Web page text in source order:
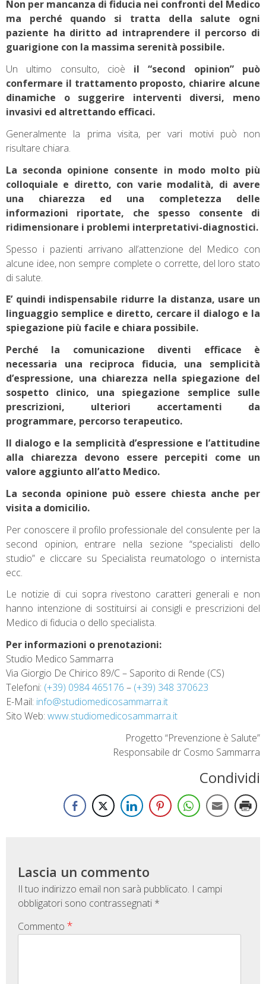
Non per mancanza di fiducia nei confronti del Medico
ma perché quando si tratta della salute ogni
paziente ha diritto ad intraprendere il percorso di
guarigione con la massima serenità possibile.
Un ultimo consulto, cioè il “second opinion” può
confermare il trattamento proposto, chiarire alcune
dinamiche o suggerire interventi diversi, meno
invasivi ed altrettando efficaci.
Generalmente la prima visita, per vari motivi può non
risultare chiara.
La seconda opinione consente in modo molto più
colloquiale e diretto, con varie modalità, di avere
una chiarezza ed una completezza delle
informazioni riportate, che spesso consente di
ridimensionare i problemi interpretativi-diagnostici.
Spesso i pazienti arrivano all’attenzione del Medico con
alcune idee, non sempre complete o corrette, del loro stato
di salute.
E’ quindi indispensabile ridurre la distanza, usare un
linguaggio semplice e diretto, cercare il dialogo e la
spiegazione più facile e chiara possibile.
Perché la comunicazione diventi efficace è
necessaria una reciproca fiducia, una semplicità
d’espressione, una chiarezza nella spiegazione del
sospetto clinico, una spiegazione semplice sulle
prescrizioni, ulteriori accertamenti da
programmare, percorso terapeutico.
Il dialogo e la semplicità d’espressione e l’attitudine
alla chiarezza devono essere percepiti come un
valore aggiunto all’atto Medico.
La seconda opinione può essere chiesta anche per
visita a domicilio.
Per conoscere il profilo professionale del consulente per la
second opinion, entrare nella sezione “specialisti dello
studio” e cliccare su Specialista reumatologo o internista
ecc.
Le notizie di cui sopra rivestono caratteri generali e non
hanno intenzione di sostituirsi ai consigli e prescrizioni del
Medico di fiducia o dello specialista.
Per informazioni o prenotazioni:
Studio Medico Sammarra
Via Giorgio De Chirico 89/C – Saporito di Rende (CS)
Telefoni: (+39) 0984 465176 – (+39) 348 370623
E-Mail: info@studiomedicosammarra.it
Sito Web: www.studiomedicosammarra.it
Progetto “Prevenzione è Salute”
Responsabile dr Cosmo Sammarra
Condividi
Lascia un commento
Il tuo indirizzo email non sarà pubblicato. I campi
obbligatori sono contrassegnati *
Commento *